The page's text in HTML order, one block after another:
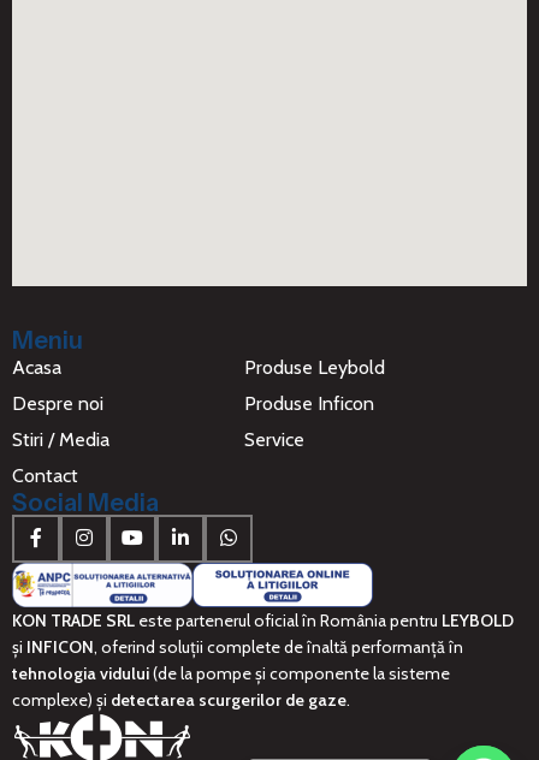
Meniu
Acasa
Despre noi
Stiri / Media
Contact
Produse Leybold
Produse Inficon
Service
Social Media
KON TRADE SRL este partenerul oficial în România pentru LEYBOLD
și INFICON, oferind soluții complete de înaltă performanță în
tehnologia vidului(de la pompe și componente la sisteme
complexe) și detectarea scurgerilor de gaze.